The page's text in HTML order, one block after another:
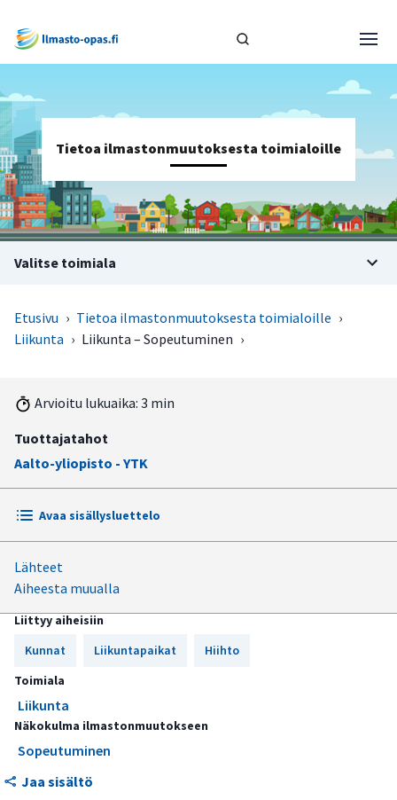
Tietoa ilmastonmuutoksesta toimialoille
Valitse toimiala
Etusivu › Tietoa ilmastonmuutoksesta toimialoille ›
Liikunta › Liikunta – Sopeutuminen ›
Arvioitu lukuaika: 3 min
Tuottajatahot
Aalto-yliopisto - YTK
Avaa sisällysluettelo
Hanget halliin?
Lähteet
Aiheesta muualla
Liittyy aiheisiin
Kunnat
Liikuntapaikat
Hiihto
Toimiala
Liikunta
Näkokulma ilmastonmuutokseen
Sopeutuminen
Jaa sisältö